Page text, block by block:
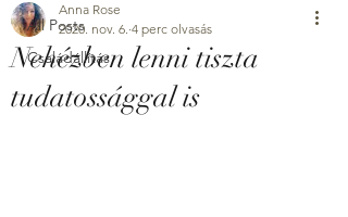
All Posts
Családállítás
Nehézben lenni tiszta
tudatossággal is
Anna Rose
2020. nov. 6. 4 perc olvasás